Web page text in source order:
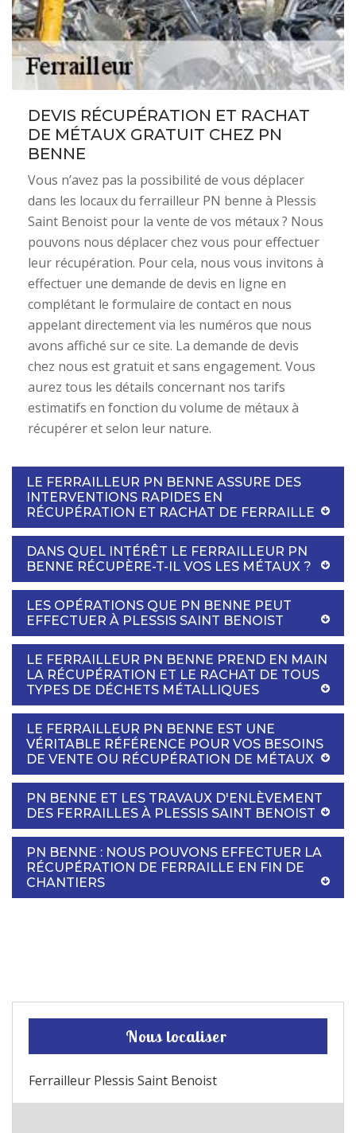
DEVIS RÉCUPÉRATION ET RACHAT
DE MÉTAUX GRATUIT CHEZ PN
BENNE
Vous n’avez pas la possibilité de vous déplacer
dans les locaux du ferrailleur PN benne à Plessis
Saint Benoist pour la vente de vos métaux ? Nous
pouvons nous déplacer chez vous pour effectuer
leur récupération. Pour cela, nous vous invitons à
effectuer une demande de devis en ligne en
complétant le formulaire de contact en nous
appelant directement via les numéros que nous
avons affiché sur ce site. La demande de devis
chez nous est gratuit et sans engagement. Vous
aurez tous les détails concernant nos tarifs
estimatifs en fonction du volume de métaux à
récupérer et selon leur nature.
LE FERRAILLEUR PN BENNE ASSURE DES
INTERVENTIONS RAPIDES EN
RÉCUPÉRATION ET RACHAT DE FERRAILLE
DANS QUEL INTÉRÊT LE FERRAILLEUR PN
BENNE RÉCUPÈRE-T-IL VOS LES MÉTAUX ?
LES OPÉRATIONS QUE PN BENNE PEUT
EFFECTUER À PLESSIS SAINT BENOIST
LE FERRAILLEUR PN BENNE PREND EN MAIN
LA RÉCUPÉRATION ET LE RACHAT DE TOUS
TYPES DE DÉCHETS MÉTALLIQUES
LE FERRAILLEUR PN BENNE EST UNE
VÉRITABLE RÉFÉRENCE POUR VOS BESOINS
DE VENTE OU RÉCUPÉRATION DE MÉTAUX
PN BENNE ET LES TRAVAUX D'ENLÈVEMENT
DES FERRAILLES À PLESSIS SAINT BENOIST
PN BENNE : NOUS POUVONS EFFECTUER LA
RÉCUPÉRATION DE FERRAILLE EN FIN DE
CHANTIERS
Nous localiser
Ferrailleur Plessis Saint Benoist